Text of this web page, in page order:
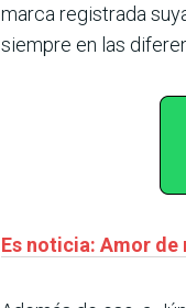
marca registrada
siempre en las
Es noticia: Amor de